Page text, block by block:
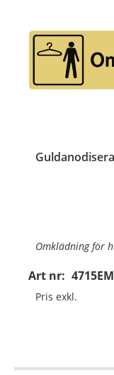
Art nr: 4715EM
Omklädning för
Material:
Pris exkl.